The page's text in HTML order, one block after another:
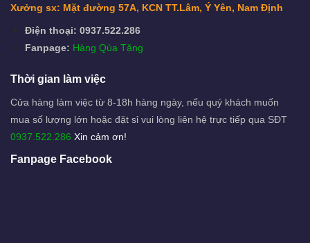
Xưởng sx: Mặt đường 57A, KCN TT.Lâm, Ý Yên, Nam Định
Điện thoại: 0937.522.286
Fanpage: Hàng Qùa Tặng
Thời gian làm việc
Cửa hàng làm việc từ 8-18h hàng ngày, nếu quý khách muốn
mua số lượng lớn hoặc đặt sỉ vui lòng liên hệ trực tiếp qua SĐT
0937.522.286 Xin cảm ơn!
Fanpage Facebook